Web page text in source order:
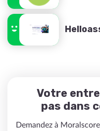
Votre
pas dans
Demandez à